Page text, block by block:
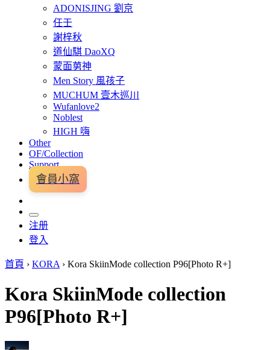
ADONISJING 劉京
任壬
謝梓秋
道仙騏 DaoXQ
蒙面莮神
Men Story 風孩子
MUCHUM 壹木巡川
Wufanlove2
Noblest
HIGH 嗨
Other
OF/Collection
Support
會員小窩
注册
登入
首頁 › KORA › Kora SkiinMode collection P96[Photo R+]
Kora SkiinMode collection
P96[Photo R+]